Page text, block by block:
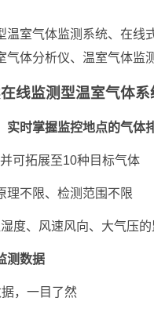
温室气体监测系统、在
体分析仪、温室气体监
线监测型温室气体系
时掌握监控地点的气体
可拓展至10种目标气体
理不限、检测范围不限
度、风速风向、大气压的
测数据
，一目了然